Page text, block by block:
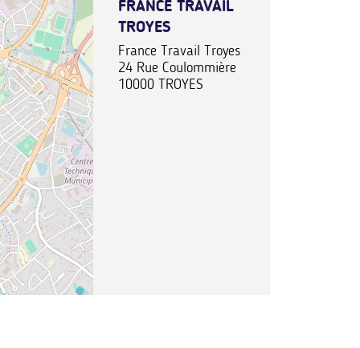
FRANCE TRAVAIL
TROYES
France Travail Troyes
24 Rue Coulommière
10000 TROYES